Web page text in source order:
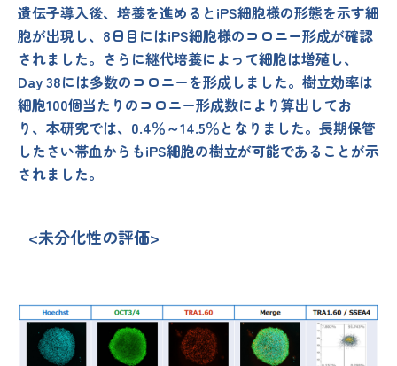
遺伝子導入後、培養を進めるとiPS細胞様の形態を示す細
胞が出現し、8日目にはiPS細胞様のコロニー形成が確認
されました。さらに継代培養によって細胞は増殖し、
Day 38には多数のコロニーを形成しました。樹立効率は
細胞100個当たりのコロニー形成数により算出してお
り、本研究では、0.4％～14.5％となりました。長期保管
したさい帯血からもiPS細胞の樹立が可能であることが示
されました。
<未分化性の評価>